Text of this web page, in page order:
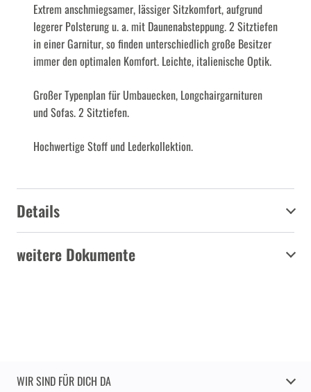
Extrem anschmiegsamer, lässiger Sitzkomfort, aufgrund
legerer Polsterung u. a. mit Daunenabsteppung. 2 Sitztiefen
in einer Garnitur, so finden unterschiedlich große Besitzer
immer den optimalen Komfort. Leichte, italienische Optik.
Großer Typenplan für Umbauecken, Longchairgarnituren
und Sofas. 2 Sitztiefen.
Hochwertige Stoff und Lederkollektion.
Details
weitere Dokumente
WIR SIND FÜR DICH DA